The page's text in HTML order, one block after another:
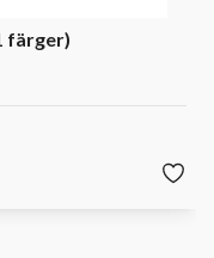
färger)